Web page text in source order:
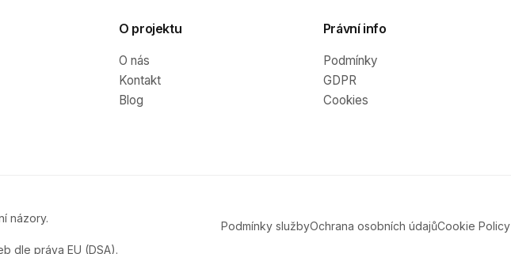
O projektu
O nás
Kontakt
Blog
Právní info
Podmínky
GDPR
Cookies
názory.
dle práva EU (DSA).
Podmínky službyOchrana osobních údajůCookie Policy